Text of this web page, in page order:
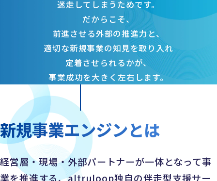
迷走してしまうためです。
だからこそ、
前進させる外部の推進力と、
適切な新規事業の知見を取り入れ
定着させられるかが、
事業成功を大きく左右します。
新規事業エンジンとは
経営層・現場・外部パートナーが一体となって事